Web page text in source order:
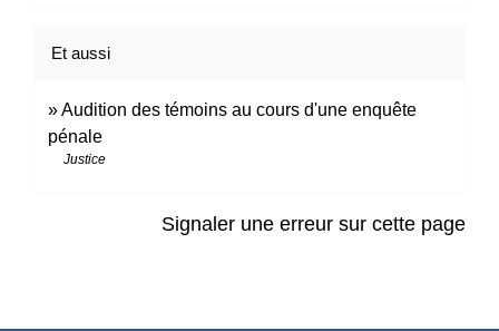
Et aussi
Audition des témoins au cours d'une enquête
pénale
Justice
Signaler une erreur sur cette page